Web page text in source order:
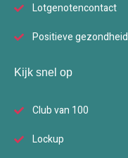
Lotgenotencontact
Positieve gezondheid
Kijk snel op
Club van 100
Lockup